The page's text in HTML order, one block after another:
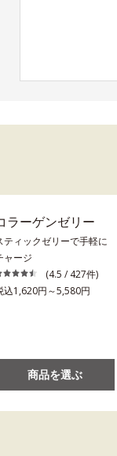
ラーゲンゼリー
ティックゼリーで手軽に
ャージ
(4.5 / 427件)
込1,620円～5,580円
商品を選ぶ